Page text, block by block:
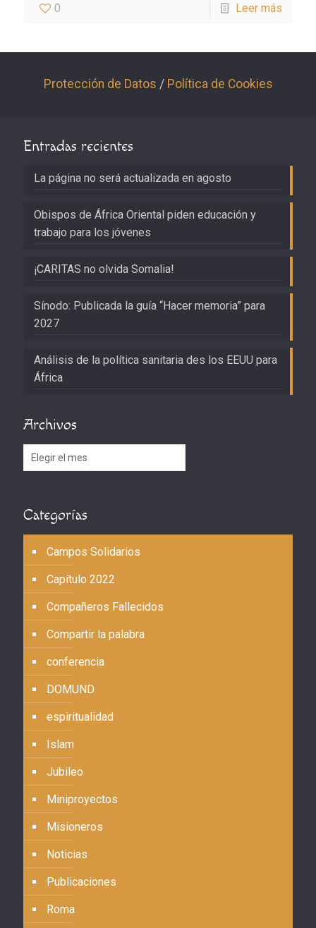
0 Leer más
Protección de Datos / Política de Cookies
Entradas recientes
La página no será actualizada en agosto
Obispos de África Oriental piden educación y
trabajo para los jóvenes
¡CARITAS no olvida Somalia!
Sínodo: Publicada la guía “Hacer memoria” para
2027
Análisis de la política sanitaria des los EEUU para
África
Archivos
Archivos
Categorías
Campos Solidarios
Capítulo 2022
Compañeros Fallecidos
Compartir la palabra
conferencia
DOMUND
espiritualidad
Islam
Jubileo
Miniproyectos
Misioneros
Noticias
Publicaciones
Roma